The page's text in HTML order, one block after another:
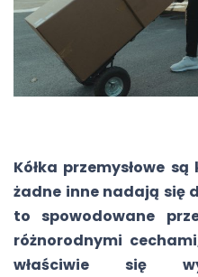
Kółka przemysłowe
żadne inne nadają się
to spowodowane
różnorodnymi
właściwie się